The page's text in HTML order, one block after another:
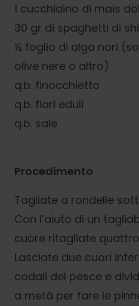
1 cucchiaino di mais
30 gr di spaghetti di
½ foglio di alga nori
olive nere o altro)
q.b. finocchietto
q.b. fiori eduli
q.b. sale
Procedimento
Tagliate a rondelle
Con l’aiuto di un
cuore ritagliate
Lasciate due cuori
codali del pesce e
a metà per fare le